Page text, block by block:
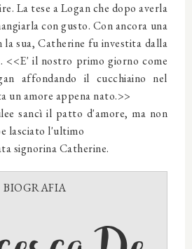
La tese a Logan che dopo averla
con gusto. Con ancora una
la sua, Catherine fu investita dalla
<<E' il nostro primo giorno come
affondando il cucchiaino nel
un amore appena nato.>>
sancì il patto d'amore, ma non
lasciato l'ultimo
signorina Catherine.
BIOGRAFIA